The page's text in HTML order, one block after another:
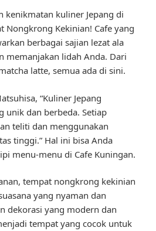
kenikmatan kuliner Jepang di
Nongkrong Kekinian! Cafe yang
berbagai sajian lezat ala
memanjakan lidah Anda. Dari
latte, semua ada di sini.
“Kuliner Jepang
unik dan berbeda. Setiap
teliti dan menggunakan
tinggi.” Hal ini bisa Anda
menu-menu di Cafe Kuningan.
tempat nongkrong kekinian
yang nyaman dan
dekorasi yang modern dan
tempat yang cocok untuk